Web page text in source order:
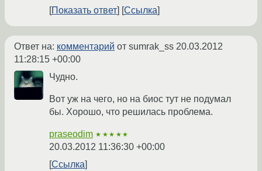
Показать ответ Ссылка
Ответ на: комментарий от sumrak_ss 20.03.2012
11:28:15 +00:00
Чудно.
Вот уж на чего, но на биос тут не подумал
бы. Хорошо, что решилась проблема.
praseodim ★★★★★
20.03.2012 11:36:30 +00:00
Ссылка